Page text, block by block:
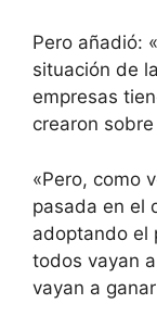
Pero añadió:
situación de
empresas
crearon
«Pero, como
pasada en el
adoptando el
todos vayan
vayan a